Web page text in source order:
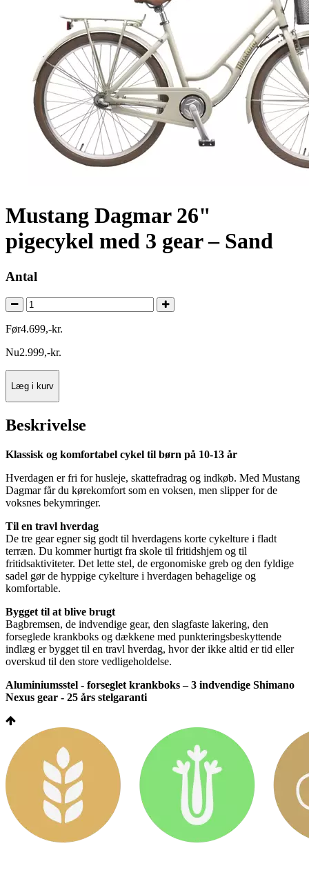
Mustang Dagmar 26"
pigecykel med 3 gear – Sand
Antal
Før4.699,-kr.
Nu2.999,-kr.
Læg i kurv
Beskrivelse
Klassisk og komfortabel cykel til børn på 10-13 år
Hverdagen er fri for husleje, skattefradrag og indkøb. Med Mustang
Dagmar får du kørekomfort som en voksen, men slipper for de
voksnes bekymringer.
Til en travl hverdag
De tre gear egner sig godt til hverdagens korte cykelture i fladt
terræn. Du kommer hurtigt fra skole til fritidshjem og til
fritidsaktiviteter. Det lette stel, de ergonomiske greb og den fyldige
sadel gør de hyppige cykelture i hverdagen behagelige og
komfortable.
Bygget til at blive brugt
Bagbremsen, de indvendige gear, den slagfaste lakering, den
forseglede krankboks og dækkene med punkteringsbeskyttende
indlæg er bygget til en travl hverdag, hvor der ikke altid er tid eller
overskud til den store vedligeholdelse.
Aluminiumsstel - forseglet krankboks – 3 indvendige Shimano
Nexus gear - 25 års stelgaranti